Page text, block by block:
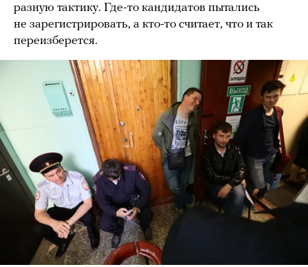
разную тактику. Где-то кандидатов пытались
не зарегистрировать, а кто-то считает, что и так
переизберется.